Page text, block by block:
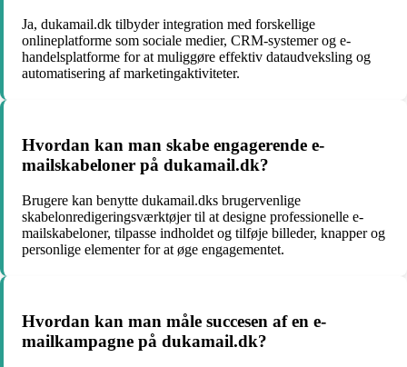
Ja, dukamail.dk tilbyder integration med forskellige
onlineplatforme som sociale medier, CRM-systemer og e-
handelsplatforme for at muliggøre effektiv dataudveksling og
automatisering af marketingaktiviteter.
Hvordan kan man skabe engagerende e-
mailskabeloner på dukamail.dk?
Brugere kan benytte dukamail.dks brugervenlige
skabelonredigeringsværktøjer til at designe professionelle e-
mailskabeloner, tilpasse indholdet og tilføje billeder, knapper og
personlige elementer for at øge engagementet.
Hvordan kan man måle succesen af en e-
mailkampagne på dukamail.dk?